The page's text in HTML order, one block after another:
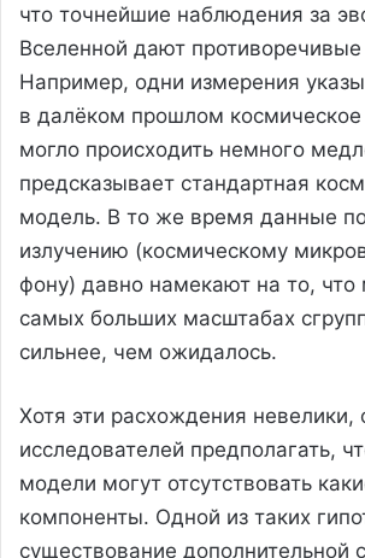
что точнейшие наблюдения за
Вселенной дают противоречивые
Например, одни измерения
в далёком прошлом
могло происходить немного
предсказывает стандартная
модель. В то же время данные
излучению (космическому
фону) давно намекают на то, что
самых больших масштабах
сильнее, чем ожидалось.
Хотя эти расхождения невелики,
исследователей предполагать,
модели могут отсутствовать
компоненты. Одной из таких
существование дополнительной